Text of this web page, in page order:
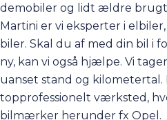
demobiler og lidt ældre
Martini er vi eksperter i
biler. Skal du af med din bil i
ny, kan vi også hjælpe. Vi
uanset stand og kilometertal.
topprofessionelt værksted,
bilmærker herunder fx Opel.